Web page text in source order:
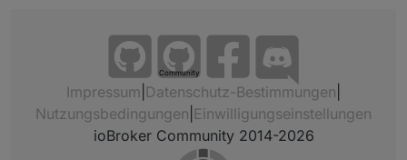
Community
Impressum Datenschutz-Bestimmungen
Nutzungsbedingungen Einwilligungseinstellungen
ioBroker Community 2014-2026